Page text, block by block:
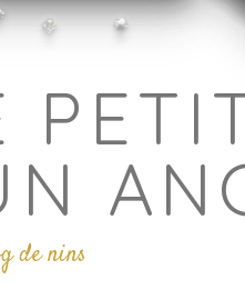
de nins